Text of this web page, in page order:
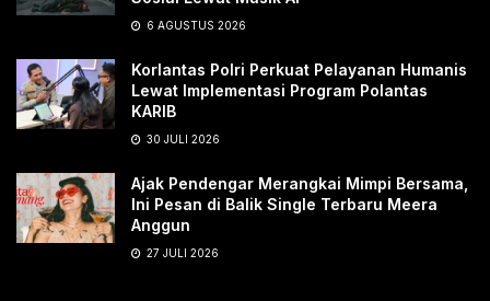
6 AGUSTUS 2026
Korlantas Polri Perkuat Pelayanan Humanis
Lewat Implementasi Program Polantas
KARIB
30 JULI 2026
Ajak Pendengar Merangkai Mimpi Bersama,
Ini Pesan di Balik Single Terbaru Meera
Anggun
27 JULI 2026